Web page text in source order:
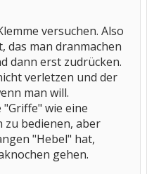
versuchen. Also
das man dranmachen
dann erst zudrücken.
verletzen und der
man will.
"Griffe" wie eine
zu bedienen, aber
"Hebel" hat,
gehen.